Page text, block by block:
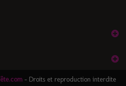
- Droits et reproduction interdite